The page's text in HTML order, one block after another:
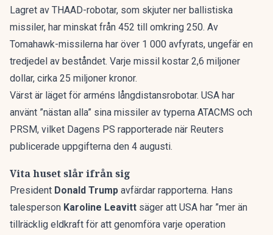
Lagret av THAAD-robotar, som skjuter ner ballistiska
missiler, har minskat från 452 till omkring 250. Av
Tomahawk-missilerna har över 1 000 avfyrats, ungefär en
tredjedel av beståndet. Varje missil kostar 2,6 miljoner
dollar, cirka 25 miljoner kronor.
Värst är läget för arméns långdistansrobotar. USA har
använt ”nästan alla” sina missiler av typerna ATACMS och
PRSM, vilket Dagens PS rapporterade när Reuters
publicerade uppgifterna den 4 augusti.
Vita huset slår ifrån sig
President Donald Trump avfärdar rapporterna. Hans
talesperson Karoline Leavitt säger att USA har ”mer än
tillräcklig eldkraft för att genomföra varje operation